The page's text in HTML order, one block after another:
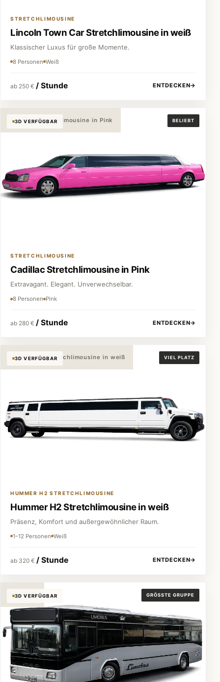
STRETCHLIMOUSINE
Lincoln Town Car Stretchlimousine in weiß
Klassischer Luxus für große Momente.
8 Personen Weiß
ab 250 € / Stunde ENTDECKEN→
Cadillac Stretchlimousine in Pink
3D VERFÜGBAR BELIEBT
STRETCHLIMOUSINE
Cadillac Stretchlimousine in Pink
Extravagant. Elegant. Unverwechselbar.
8 Personen Pink
ab 280 € / Stunde ENTDECKEN→
Hummer H2 Stretchlimousine in weiß
3D VERFÜGBAR VIEL PLATZ
HUMMER H2 STRETCHLIMOUSINE
Hummer H2 Stretchlimousine in weiß
Präsenz, Komfort und außergewöhnlicher Raum.
1–12 Personen Weiß
ab 320 € / Stunde ENTDECKEN→
Partybus
3D VERFÜGBAR GRÖSSTE GRUPPE